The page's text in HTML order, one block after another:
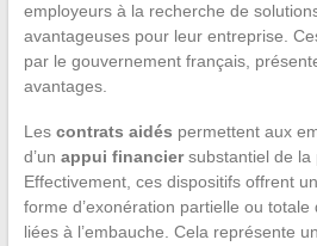
employeurs à la recherche de
avantageuses pour leur entreprise.
par le gouvernement français,
avantages.
Les contrats aidés permettent aux
d’un appui financiersubstantiel de la
Effectivement, ces dispositifs offrent
forme d’exonération partielle ou totale
liées à l’embauche. Cela représente